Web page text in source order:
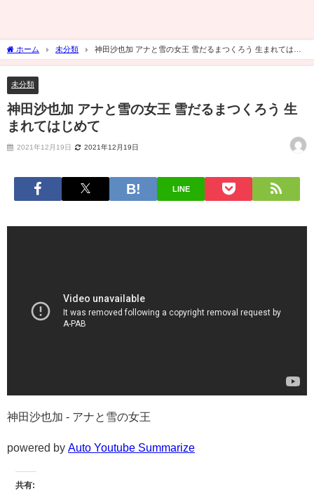
ホーム 未分類
神田沙也加 アナと雪の女王 雪だるまつくろう 生まれてはじ
めて
未分類
神田沙也加 アナと雪の女王 雪だるまつくろう 生
まれてはじめて
2021年12月19日 2021年12月19日
LINE
神田沙也加 - アナと雪の女王
powered by Auto Youtube Summarize
共有: